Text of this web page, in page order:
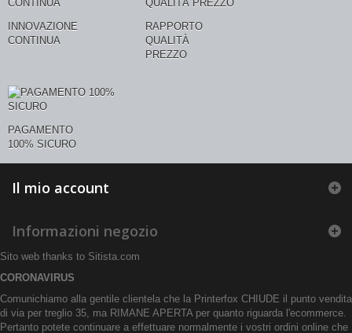
INNOVAZIONE
CONTINUA
RAPPORTO
QUALITÀ
PREZZO
PAGAMENTO
100% SICURO
Il mio account
Informazioni negozio
Sito web thanks to Sitista.com
CORONAVIRUS
Comunichiamo alla gentile clientela che la Printerfox CHIUDE il punto vendita
di via per treglio 35, ma RIMANE APERTA per quanto riguarda l'ecommerce.
Pertanto potete continuare a effettuare normalmente i vostri ordini online che